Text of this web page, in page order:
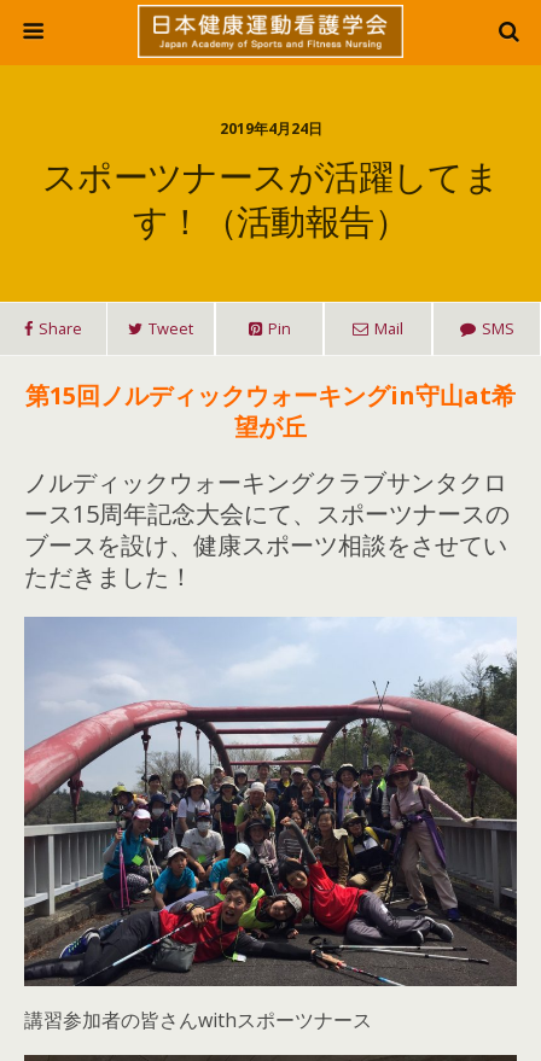
2019年4月24日
スポーツナースが活躍してま
す！（活動報告）
Share Tweet Pin Mail SMS
第15回ノルディックウォーキングin守山at希
望が丘
ノルディックウォーキングクラブサンタクロ
ース15周年記念大会にて、スポーツナースの
ブースを設け、健康スポーツ相談をさせてい
ただきました！
講習参加者の皆さんwithスポーツナース